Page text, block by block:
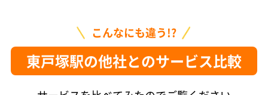
こんなにも違う!?
東戸塚駅の他社とのサービス比較